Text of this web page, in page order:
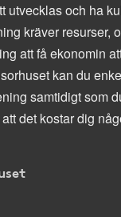
utvecklas och ha
kräver resurser,
att få ekonomin
kan du
samtidigt som
det kostar dig